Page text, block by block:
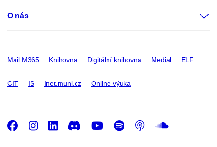
O nás
Mail M365 Knihovna Digitální knihovna Medial ELF
CIT IS Inet.muni.cz Online výuka
Facebook
Instagram
LinkedIn
DiscordYoutube
Spotify
Podcast